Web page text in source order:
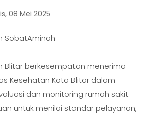
08 Mei 2025
SobatAminah
Blitar berkesempatan menerima
Kesehatan Kota Blitar dalam
dan monitoring rumah sakit.
untuk menilai standar pelayanan,